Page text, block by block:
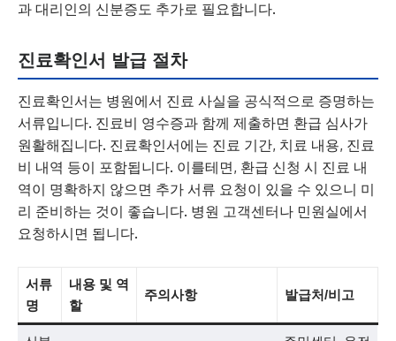
과 대리인의 신분증도 추가로 필요합니다.
진료확인서 발급 절차
진료확인서는 병원에서 진료 사실을 공식적으로 증명하는
서류입니다. 진료비 영수증과 함께 제출하면 환급 심사가
원활해집니다. 진료확인서에는 진료 기간, 치료 내용, 진료
비 내역 등이 포함됩니다. 이를테면, 환급 신청 시 진료 내
역이 명확하지 않으면 추가 서류 요청이 있을 수 있으니 미
리 준비하는 것이 좋습니다. 병원 고객센터나 민원실에서
요청하시면 됩니다.
서류
명
내용 및 역
할
주의사항 발급처/비고